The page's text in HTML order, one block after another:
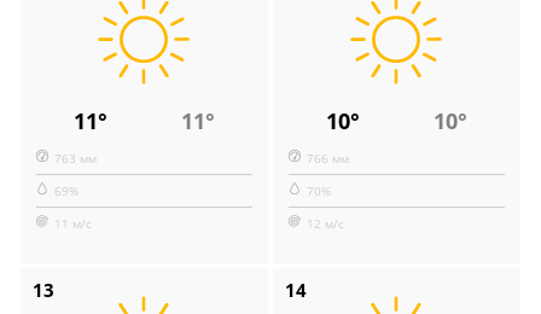
11° 11°
763 мм
69%
11 м/с
10° 10°
766 мм
70%
12 м/с
13 14